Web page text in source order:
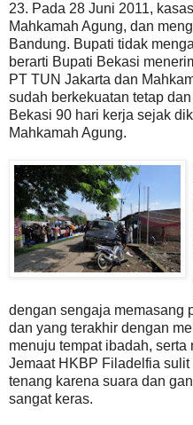
23. Pada 28 Juni 2011,
Mahkamah Agung, dan
Bandung. Bupati tidak
berarti Bupati Bekasi
PT TUN Jakarta dan
sudah berkekuatan tetap
Bekasi 90 hari kerja sejak
Mahkamah Agung.
dengan sengaja memasang
dan yang terakhir dengan
menuju tempat ibadah,
Jemaat HKBP Filadelfia
tenang karena suara dan
sangat keras.